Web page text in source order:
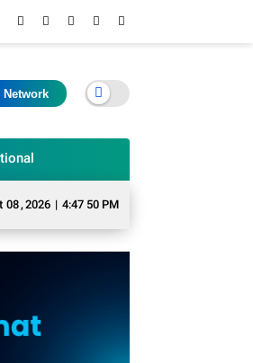
Network
08,2026 | 4:47 51 PM
Organik Menjadi Eco Enzyme yang Memiliki